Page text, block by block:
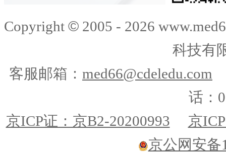
Copyright © 2005 - 2026
科技有
客服邮箱： med66@cdeledu.com
话：
京ICP证：京B2-20200993
京
京公网安备